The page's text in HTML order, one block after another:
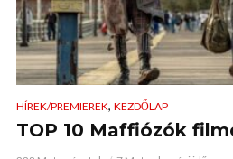
HÍREK/PREMIEREK, KEZDŐLAP
TOP 10 Maffiózók